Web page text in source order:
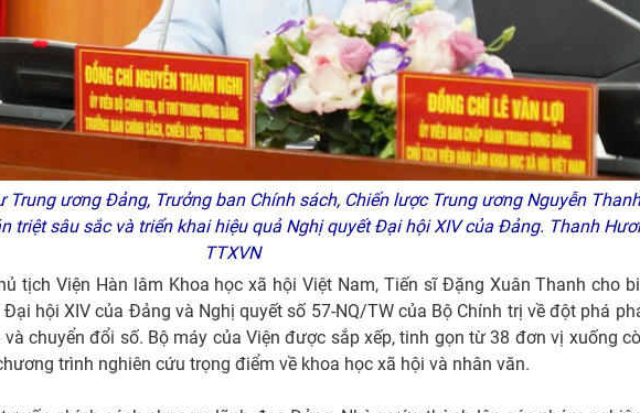
Trung ương Đảng, Trưởng ban Chính sách, Chiến lược Trung ương Nguyễn
triệt sâu sắc và triển khai hiệu quả Nghị quyết Đại hội XIV của Đảng. Thanh
TTXVN
tịch Viện Hàn lâm Khoa học xã hội Việt Nam, Tiến sĩ Đặng Xuân Thanh cho
hội XIV của Đảng và Nghị quyết số 57-NQ/TW của Bộ Chính trị về đột phá
chuyển đổi số. Bộ máy của Viện được sắp xếp, tinh gọn từ 38 đơn vị xuống
trình nghiên cứu trọng điểm về khoa học xã hội và nhân văn.